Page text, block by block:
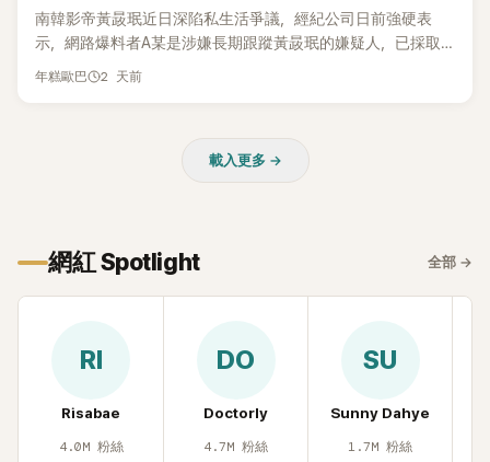
上，早在 2006 年，李智惠就為了證明自己沒有「隆乳」，真的
召開了一場泳裝記者招待會。當時她穿著比基尼站在一排攝影
這段為平息爭議、直接公開腋下畫面自證清白的往事再度被提
《脫掉鞋子恢單4Men》 中，親自公開那張當年引發話題的「腋下
智英兩位女成員，以及張錫炫、Chris Kim 兩位男成員組成。不
過後來爆出長達四年的團內霸凌風波，甚至傳出徐智英母親對
藝圈。據悉，她當年能加入 S#arp，也與 李尚敏 的賞識有關。
目，她經營的 YouTube 頻道也即將突破百萬訂閱，近年內容深
受網友喜愛，再度迎來事業第二春。
南韓影帝黃晸珉近日深陷私生活爭議，經紀公司日前強硬表
示，網路爆料者A某是涉嫌長期跟蹤黃晸珉的嫌疑人，已採取
法律行動。不過，A某並未因此停止發聲，5日再度透過社群平
年糕歐巴 2 天前
載入更多 →
網紅 Spotlight 全部 →
RI
Risabae
4.0M 粉絲
DO
Doctorly
4.7M 粉絲
SU
Sunny Dahye
1.7M 粉絲